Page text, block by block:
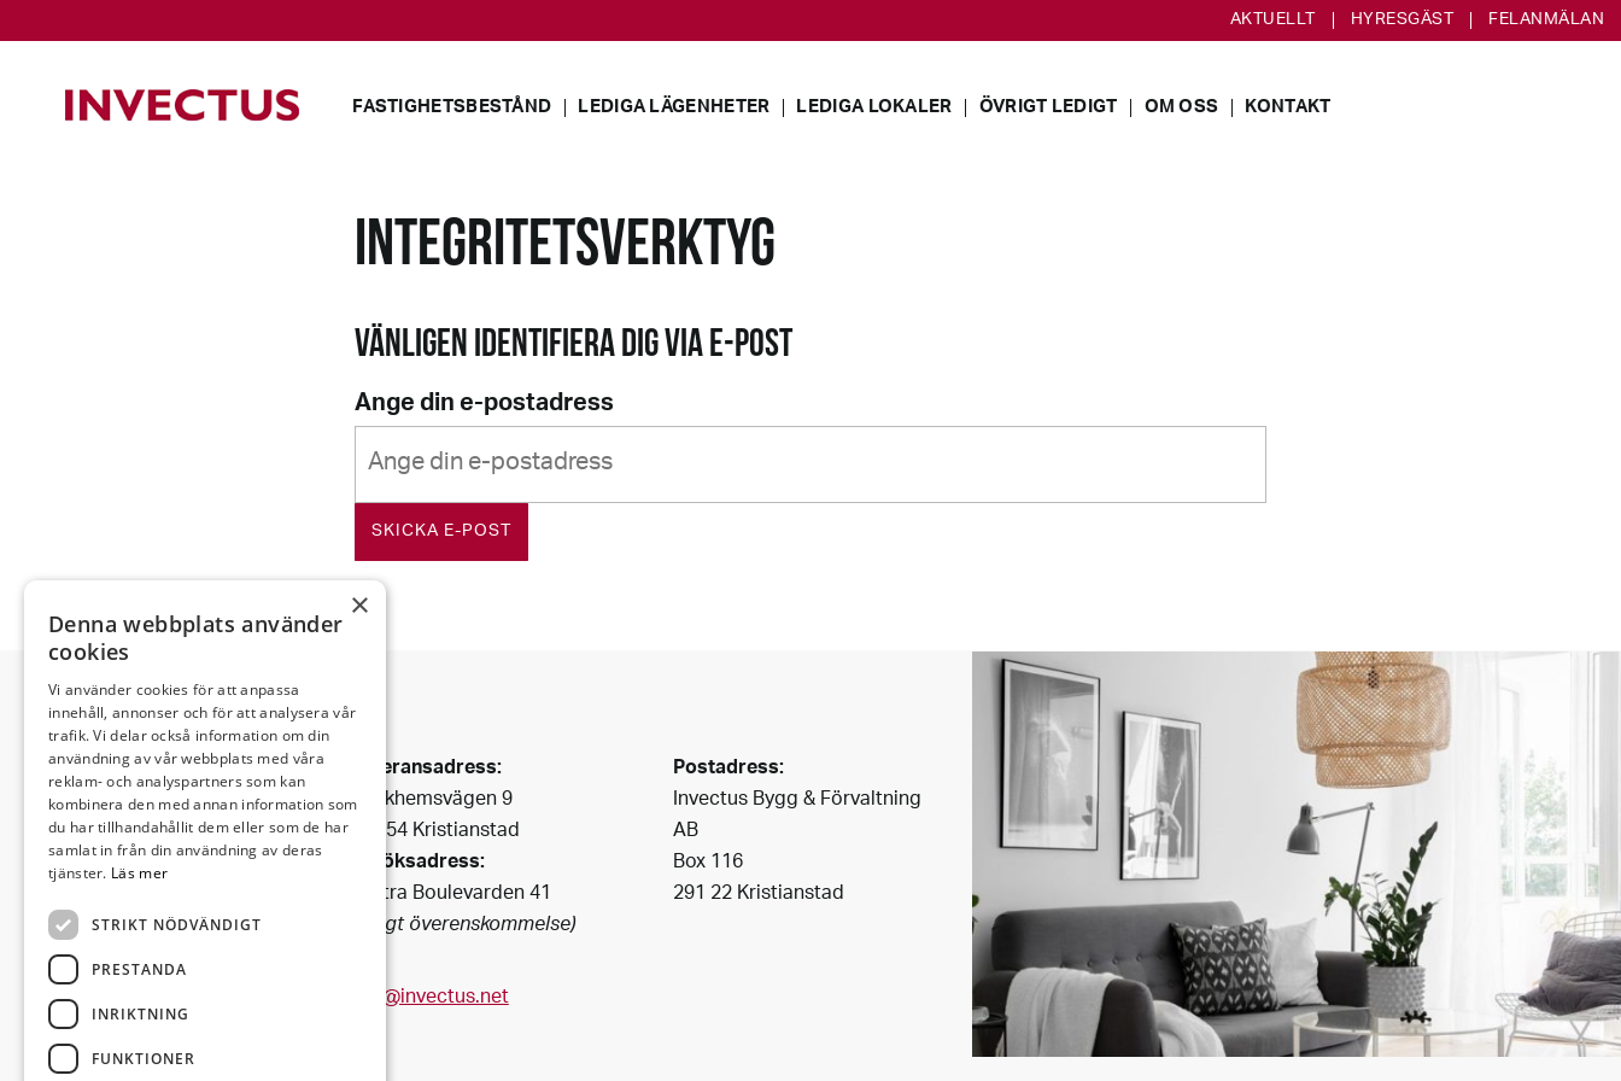
AKTUELLT HYRESGÄST FELANMÄLAN
FASTIGHETSBESTÅND LEDIGA LÄGENHETER LEDIGA LOKALER ÖVRIGT LEDIGT OM OSS KONTAKT
INTEGRITETSVERKTYG
VÄNLIGEN IDENTIFIERA DIG VIA E-POST
Ange din e-postadress
Invectus är ett
Bygg & Fastighetsbolag
som har funnits i Kristianstad
sedan 1990.
Vi förvaltar fastigheter i
centrala
Kristianstad och i dess fina
omgivning.
Leveransadress:
Björkhemsvägen 9
291 54 Kristianstad
Besöksadress:
Västra Boulevarden 41
(enligt överenskommelse)
info@invectus.net
Postadress:
Invectus Bygg & Förvaltning
AB
Box 116
291 22 Kristianstad
×
Denna webbplats använder
cookies
Vi använder cookies för att anpassa
innehåll, annonser och för att analysera vår
trafik. Vi delar också information om din
användning av vår webbplats med våra
reklam- och analyspartners som kan
kombinera den med annan information som
du har tillhandahållit dem eller som de har
samlat in från din användning av deras
tjänster. Läs mer
STRIKT NÖDVÄNDIGT
PRESTANDA
INRIKTNING
FUNKTIONER